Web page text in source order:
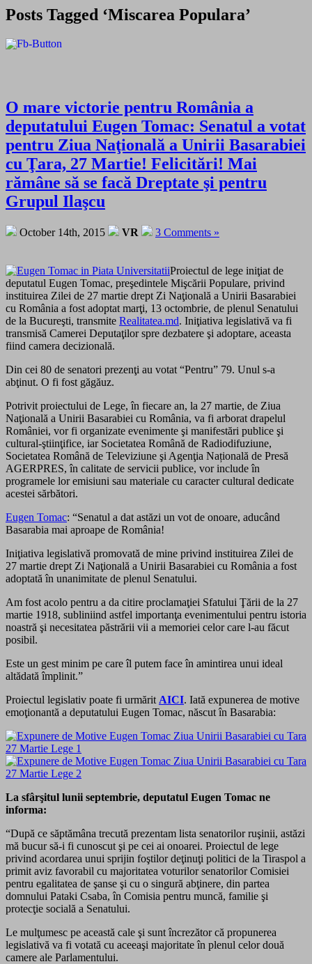
Posts Tagged ‘Miscarea Populara’
O mare victorie pentru România a
deputatului Eugen Tomac: Senatul a votat
pentru Ziua Naţională a Unirii Basarabiei
cu Ţara, 27 Martie! Felicitări! Mai
rămâne să se facă Dreptate şi pentru
Grupul Ilaşcu
October 14th, 2015 VR 3 Comments »
Proiectul de lege iniţiat de
deputatul Eugen Tomac, preşedintele Mişcării Populare, privind
instituirea Zilei de 27 martie drept Zi Naţională a Unirii Basarabiei
cu România a fost adoptat marţi, 13 octombrie, de plenul Senatului
de la Bucureşti, transmite Realitatea.md. Iniţiativa legislativă va fi
transmisă Camerei Deputaţilor spre dezbatere şi adoptare, aceasta
fiind camera decizională.
Din cei 80 de senatori prezenţi au votat “Pentru” 79. Unul s-a
abţinut. O fi fost găgăuz.
Potrivit proiectului de Lege, în fiecare an, la 27 martie, de Ziua
Naţională a Unirii Basarabiei cu România, va fi arborat drapelul
României, vor fi organizate evenimente şi manifestări publice şi
cultural-ştiinţifice, iar Societatea Română de Radiodifuziune,
Societatea Română de Televiziune şi Agenţia Națională de Presă
AGERPRES, în calitate de servicii publice, vor include în
programele lor emisiuni sau materiale cu caracter cultural dedicate
acestei sărbători.
Eugen Tomac: “Senatul a dat astăzi un vot de onoare, aducând
Basarabia mai aproape de România!
Iniţiativa legislativă promovată de mine privind instituirea Zilei de
27 martie drept Zi Naţională a Unirii Basarabiei cu România a fost
adoptată în unanimitate de plenul Senatului.
Am fost acolo pentru a da citire proclamaţiei Sfatului Ţării de la 27
martie 1918, subliniind astfel importanţa evenimentului pentru istoria
noastră şi necesitatea păstrării vii a memoriei celor care l-au făcut
posibil.
Este un gest minim pe care îl putem face în amintirea unui ideal
altădată împlinit.”
Proiectul legislativ poate fi urmărit AICI. Iată expunerea de motive
emoţionantă a deputatului Eugen Tomac, născut în Basarabia:
La sfârşitul lunii septembrie, deputatul Eugen Tomac ne
informa:
“După ce săptămâna trecută prezentam lista senatorilor ruşinii, astăzi
mă bucur să-i fi cunoscut şi pe cei ai onoarei. Proiectul de lege
privind acordarea unui sprijin foştilor deţinuţi politici de la Tiraspol a
primit aviz favorabil cu majoritatea voturilor senatorilor Comisiei
pentru egalitatea de şanse şi cu o singură abţinere, din partea
domnului Pataki Csaba, în Comisia pentru muncă, familie şi
protecţie socială a Senatului.
Le mulţumesc pe această cale şi sunt încrezător că propunerea
legislativă va fi votată cu aceeaşi majoritate în plenul celor două
camere ale Parlamentului.